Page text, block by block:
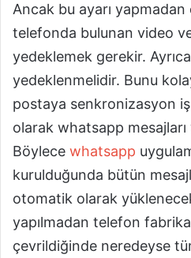
Ancak bu ayarı
telefonda bulunan video
yedeklemek gerekir.
yedeklenmelidir. Bunu
postaya senkronizasyon
olarak whatsapp
Böylece whatsapp
kurulduğunda bütün
otomatik olarak
yapılmadan telefon
çevrildiğinde neredeyse